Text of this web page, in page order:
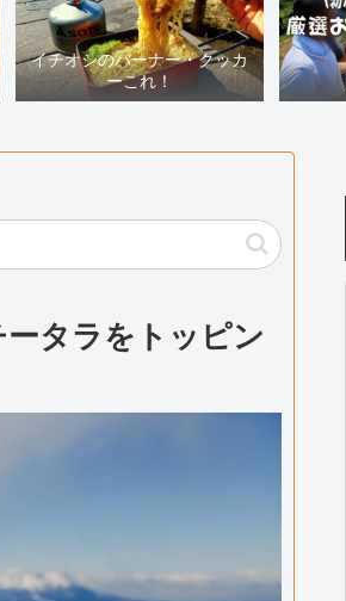
イチオシのバーナー・クッカ
ーこれ！
ータラをトッピン